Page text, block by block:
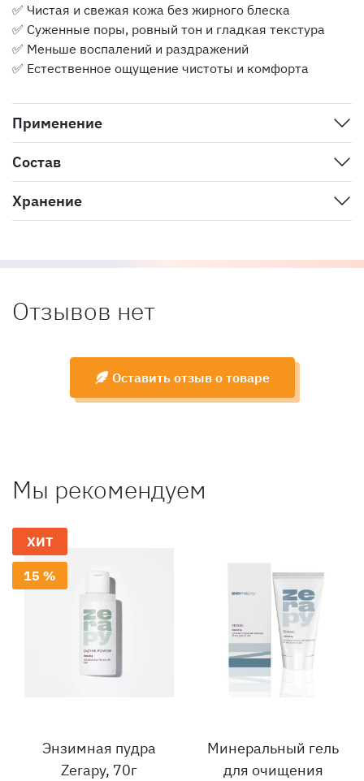
✅ Чистая и свежая кожа без жирного блеска
✅ Суженные поры, ровный тон и гладкая текстура
✅ Меньше воспалений и раздражений
✅ Естественное ощущение чистоты и комфорта
Применение
Состав
Хранение
Отзывов нет
Оставить отзыв о товаре
Мы рекомендуем
ХИТ
15 %
Энзимная пудра
Zerapy, 70г
Минеральный гель
для очищения